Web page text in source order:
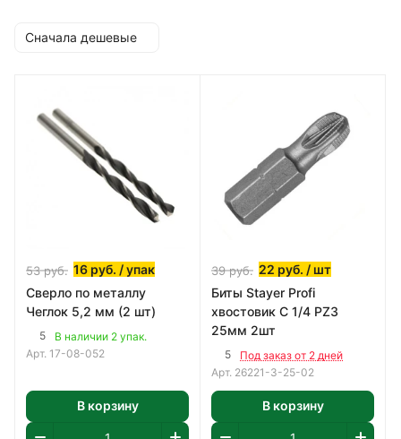
Сначала дешевые
53руб. 16 руб. / упак
Сверло по металлу
Чеглок 5,2 мм (2 шт)
5
В наличии 2 упак.
Арт. 17-08-052
В корзину
39руб. 22 руб. / шт
Биты Stayer Profi
хвостовик С 1/4 PZ3
25мм 2шт
5
Под заказ от 2 дней
Арт. 26221-3-25-02
В корзину